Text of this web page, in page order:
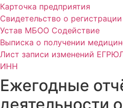
Карточка предприятия
Свидетельство о регистрации
Устав МБОО Содействие
Выписка о получении
Лист записи изменений
ИНН
Ежегодные